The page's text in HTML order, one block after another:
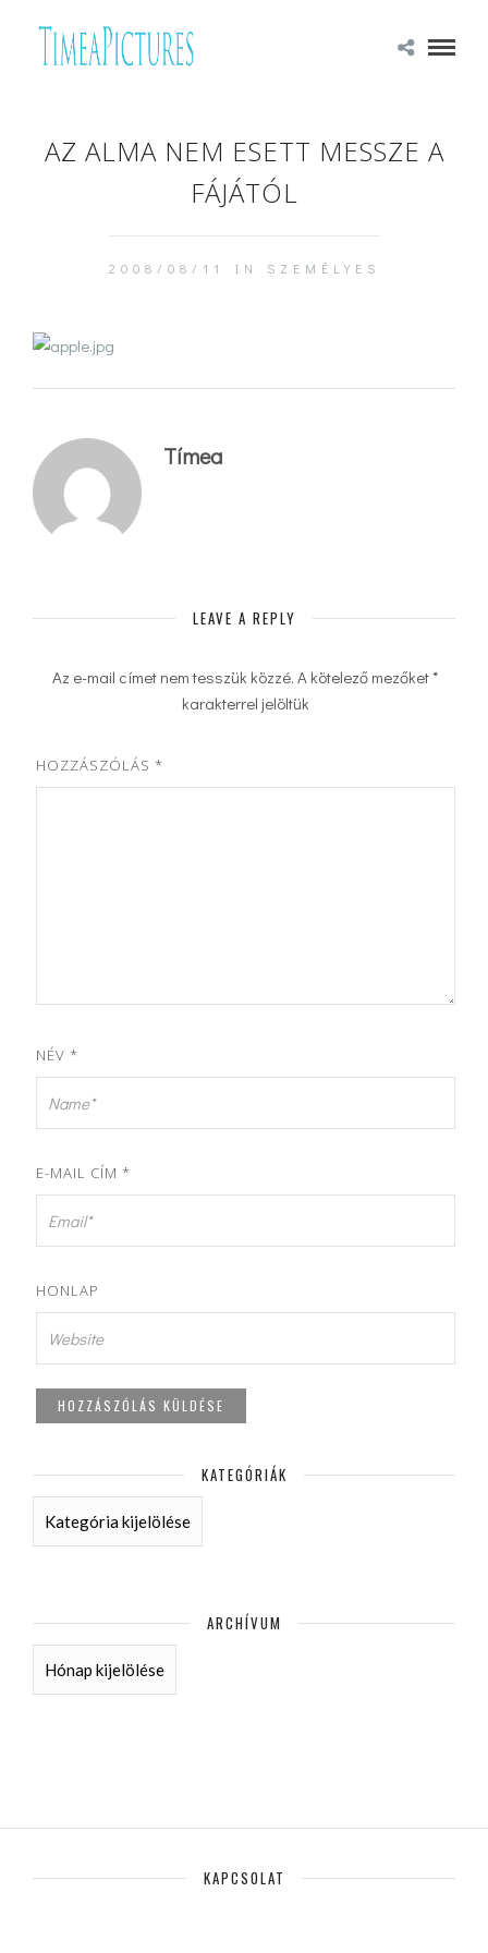
AZ ALMA NEM ESETT MESSZE A
FÁJÁTÓL
2008/08/11 IN SZEMÉLYES
Tímea
LEAVE A REPLY
Az e-mail címet nem tesszük közzé. A kötelező mezőket*
karakterrel jelöltük
HOZZÁSZÓLÁS *
NÉV *
E-MAIL CÍM *
HONLAP
KATEGÓRIÁK
KATEGÓRIÁK
ARCHÍVUM
ARCHÍVUM
KAPCSOLAT